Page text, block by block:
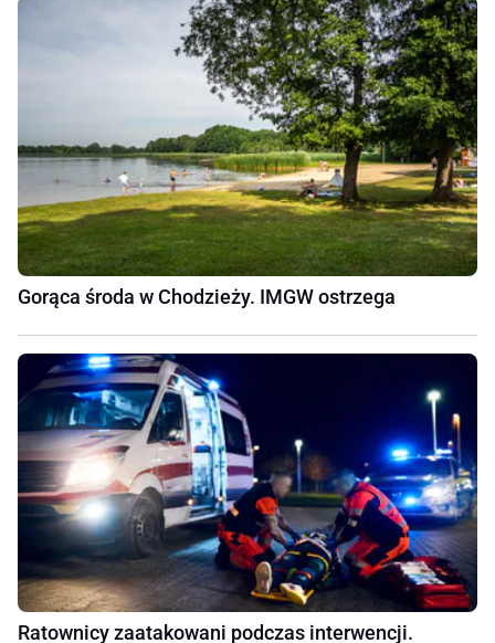
Gorąca środa w Chodzieży. IMGW ostrzega
Ratownicy zaatakowani podczas interwencji.